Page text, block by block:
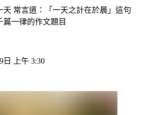
天 常言道：「一天之計在於晨」這句
一律的作文題目
日 上午 3:30